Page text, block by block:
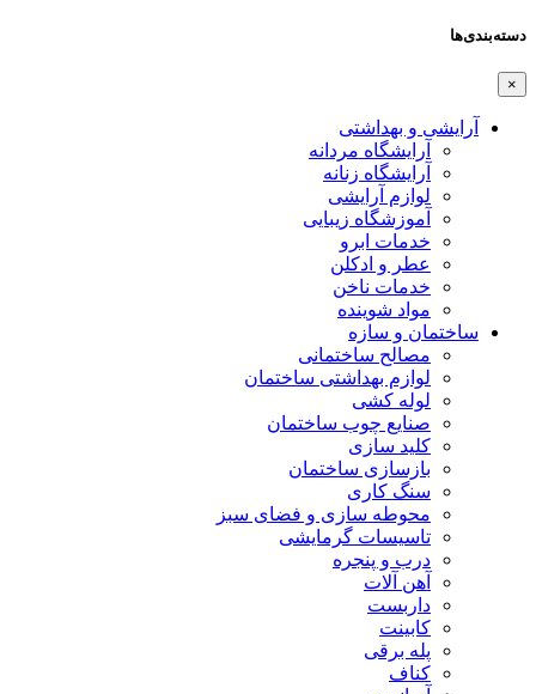
دسته‌بندی‌ها
×
آرایشی و بهداشتی
آرایشگاه مردانه
آرایشگاه زنانه
لوازم آرایشی
آموزشگاه زیبایی
خدمات ابرو
عطر و ادکلن
خدمات ناخن
مواد شوینده
ساختمان و سازه
مصالح ساختمانی
لوازم بهداشتی ساختمان
لوله کشی
صنایع چوب ساختمان
کلید سازی
بازسازی ساختمان
سنگ کاری
محوطه سازی و فضای سبز
تاسیسات گرمایشی
درب و پنجره
آهن آلات
داربست
کابینت
پله برقی
کناف